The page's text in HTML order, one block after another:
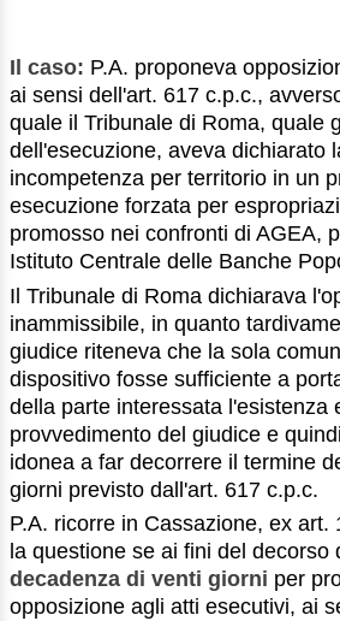
Il caso: P.A. proponeva
ai sensi dell'art. 617 c.p.c.,
quale il Tribunale di Roma, quale
dell'esecuzione, aveva dichiarato
incompetenza per territorio in un
esecuzione forzata per
promosso nei confronti di AGEA,
Istituto Centrale delle Banche
Il Tribunale di Roma dichiarava
inammissibile, in quanto
giudice riteneva che la sola
dispositivo fosse sufficiente a
della parte interessata l'esistenza
provvedimento del giudice e
idonea a far decorrere il termine
giorni previsto dall'art. 617 c.p.c.
P.A. ricorre in Cassazione, ex art.
la questione se ai fini del decorso
decadenza di venti giorni per
opposizione agli atti esecutivi, ai